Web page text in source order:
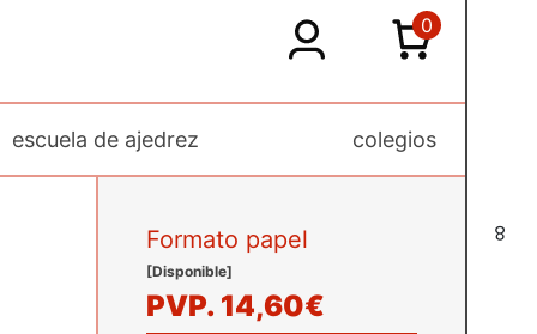
8
escuela de ajedrez colegios
0
Formato papel
[Disponible]
PVP. 14,60€